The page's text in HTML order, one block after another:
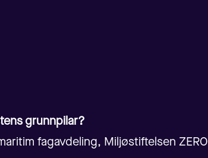
grunnpilar?
fagavdeling, Miljøstiftelsen ZERO